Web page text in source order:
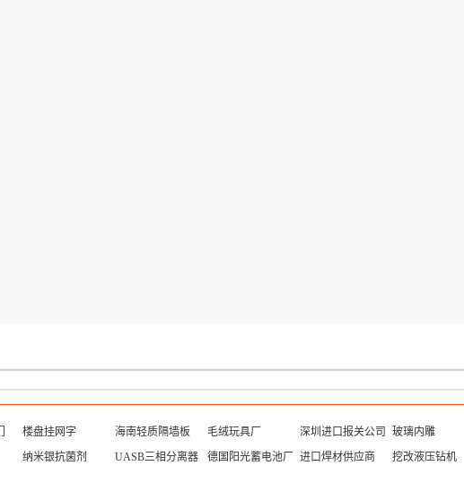
楼盘挂网字 海南轻质隔墙板 毛绒玩具厂 深圳进口报关公司 玻璃内雕
纳米银抗菌剂 UASB三相分离器 德国阳光蓄电池厂 进口焊材供应商 挖改液压钻机